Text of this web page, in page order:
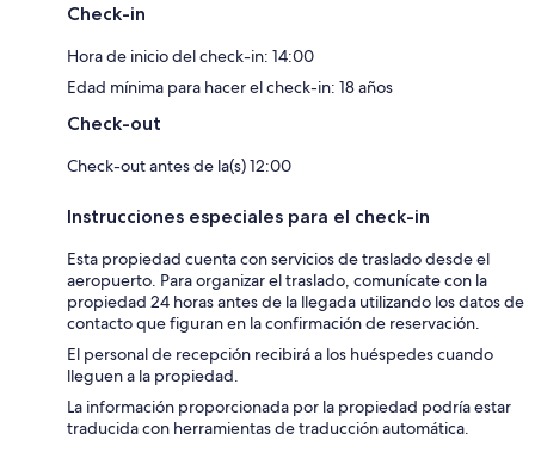
Check-in
Hora de inicio del check-in: 14:00
Edad mínima para hacer el check-in: 18 años
Check-out
Check-out antes de la(s) 12:00
Instrucciones especiales para el check-in
Esta propiedad cuenta con servicios de traslado desde el
aeropuerto. Para organizar el traslado, comunícate con la
propiedad 24 horas antes de la llegada utilizando los datos de
contacto que figuran en la confirmación de reservación.
El personal de recepción recibirá a los huéspedes cuando
lleguen a la propiedad.
La información proporcionada por la propiedad podría estar
traducida con herramientas de traducción automática.